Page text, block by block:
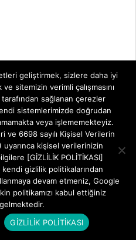
geliştirmek, sizlere daha iyi
sitemizin verimli çalışmasını
sağlanan çerezler
sistemlerimizde doğrudan
veya işlememekteyiz.
ve 6698 sayılı Kişisel Verilerin
uyarınca kişisel verilerinizin
[GİZLİLİK POLİTİKASI]
gizlilik politikalarından
devam etmeniz, Google
politikamızı kabul ettiğiniz
GİZLİLİK POLİTİKASI